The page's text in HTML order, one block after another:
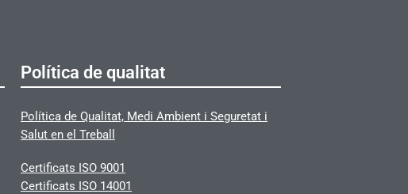
Política de qualitat
Política de Qualitat, Medi Ambient i Seguretat i
Salut en el Treball
Certificats ISO 9001
Certificats ISO 14001